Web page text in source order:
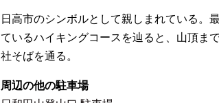
日高市のシンボルとして親しまれている。
ているハイキングコースを辿ると、山頂ま
社そばを通る。
周辺の他の駐車場